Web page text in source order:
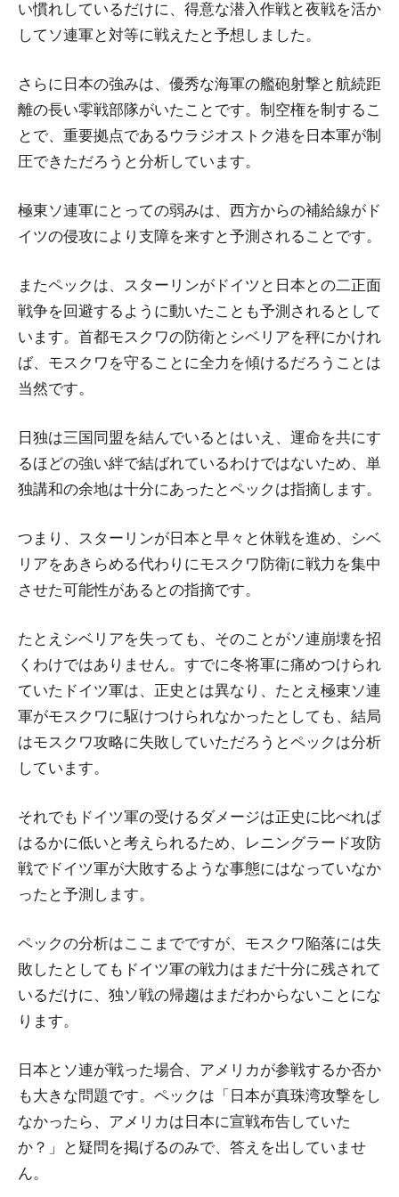
い慣れしているだけに、得意な潜入作戦と夜戦を活か
してソ連軍と対等に戦えたと予想しました。
さらに日本の強みは、優秀な海軍の艦砲射撃と航続距
離の長い零戦部隊がいたことです。制空権を制するこ
とで、重要拠点であるウラジオストク港を日本軍が制
圧できただろうと分析しています。
極東ソ連軍にとっての弱みは、西方からの補給線がド
イツの侵攻により支障を来すと予測されることです。
またペックは、スターリンがドイツと日本との二正面
戦争を回避するように動いたことも予測されるとして
います。首都モスクワの防衛とシベリアを秤にかけれ
ば、モスクワを守ることに全力を傾けるだろうことは
当然です。
日独は三国同盟を結んでいるとはいえ、運命を共にす
るほどの強い絆で結ばれているわけではないため、単
独講和の余地は十分にあったとペックは指摘します。
つまり、スターリンが日本と早々と休戦を進め、シベ
リアをあきらめる代わりにモスクワ防衛に戦力を集中
させた可能性があるとの指摘です。
たとえシベリアを失っても、そのことがソ連崩壊を招
くわけではありません。すでに冬将軍に痛めつけられ
ていたドイツ軍は、正史とは異なり、たとえ極東ソ連
軍がモスクワに駆けつけられなかったとしても、結局
はモスクワ攻略に失敗していただろうとペックは分析
しています。
それでもドイツ軍の受けるダメージは正史に比べれば
はるかに低いと考えられるため、レニングラード攻防
戦でドイツ軍が大敗するような事態にはなっていなか
ったと予測します。
ペックの分析はここまでですが、モスクワ陥落には失
敗したとしてもドイツ軍の戦力はまだ十分に残されて
いるだけに、独ソ戦の帰趨はまだわからないことにな
ります。
日本とソ連が戦った場合、アメリカが参戦するか否か
も大きな問題です。ペックは「日本が真珠湾攻撃をし
なかったら、アメリカは日本に宣戦布告していた
か？」と疑問を掲げるのみで、答えを出していませ
ん。